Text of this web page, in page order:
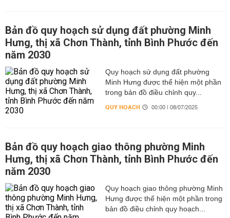
Bản đồ quy hoạch sử dụng đất phường Minh
Hưng, thị xã Chơn Thành, tỉnh Bình Phước đến
năm 2030
Quy hoạch sử dụng đất phường
Minh Hưng được thể hiện một phần
trong bản đồ điều chỉnh quy...
QUY HOẠCH 00:00 | 08/07/2025
Bản đồ quy hoạch giao thông phường Minh
Hưng, thị xã Chơn Thành, tỉnh Bình Phước đến
năm 2030
Quy hoạch giao thông phường Minh
Hưng được thể hiện một phần trong
bản đồ điều chỉnh quy hoạch...